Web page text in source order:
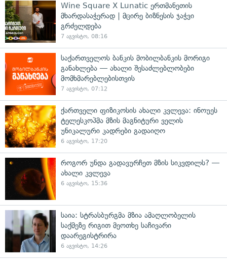
Wine Square X Lunatic ერთმანეთის
მხარდასაჭერად | მცირე ბიზნესის ჯაჭვი
გრძელდება
7 აგვისტო, 08:16
საქართველოს ბანკის მობილბანკის მორიგი
განახლება — ახალი შესაძლებლობები
მომხმარებლებისთვის
7 აგვისტო, 07:12
ქართველი ფიზიკოსის ახალი კვლევა: ინოუეს
ტელესკოპმა მზის მაგნიტური ველის
უნიკალური კადრები გადაიღო
6 აგვისტო, 17:20
როგორ უნდა გადავურჩეთ მზის სიკვდილს? —
ახალი კვლევა
6 აგვისტო, 15:36
საია: სტრასბურგმა მზია ამაღლობელის
საქმეზე რიგით მეოთხე საჩივარი
დაარეგისტრირა
6 აგვისტო, 14:26